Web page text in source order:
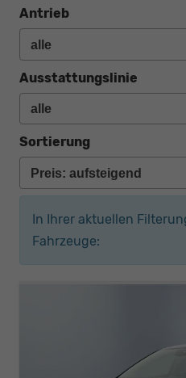
Antrieb
Ausstattungslinie
Sortierung
In Ihrer aktuellen
Fahrzeuge: